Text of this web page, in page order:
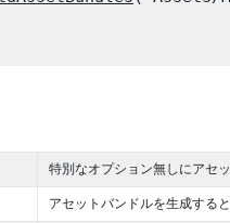
特別なオプション無しにアセ
アセットバンドルを生成する